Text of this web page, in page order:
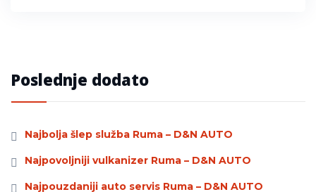
Poslednje dodato
Najbolja šlep služba Ruma – D&N AUTO
Najpovoljniji vulkanizer Ruma – D&N AUTO
Najpouzdaniji auto servis Ruma – D&N AUTO